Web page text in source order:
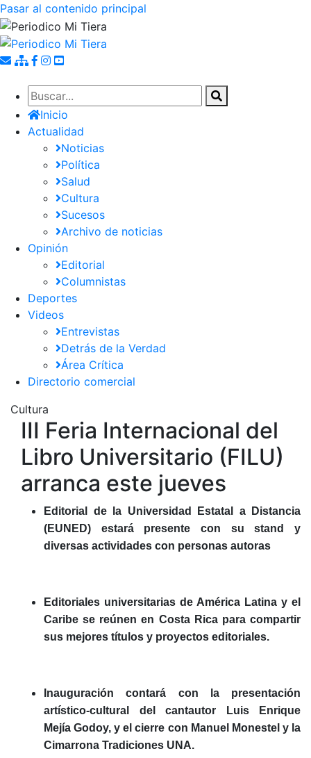
Pasar al contenido principal
Inicio
Actualidad
Noticias
Política
Salud
Cultura
Sucesos
Archivo de noticias
Opinión
Editorial
Columnistas
Deportes
Videos
Entrevistas
Detrás de la Verdad
Área Crítica
Directorio comercial
Cultura
III Feria Internacional del
Libro Universitario (FILU)
arranca este jueves
Editorial de la Universidad Estatal a Distancia
(EUNED) estará presente con su stand y
diversas actividades con personas autoras
Editoriales universitarias de América Latina y el
Caribe se reúnen en Costa Rica para compartir
sus mejores títulos y proyectos editoriales.
Inauguración contará con la presentación
artístico-cultural del cantautor Luis Enrique
Mejía Godoy, y el cierre con Manuel Monestel y la
Cimarrona Tradiciones UNA.